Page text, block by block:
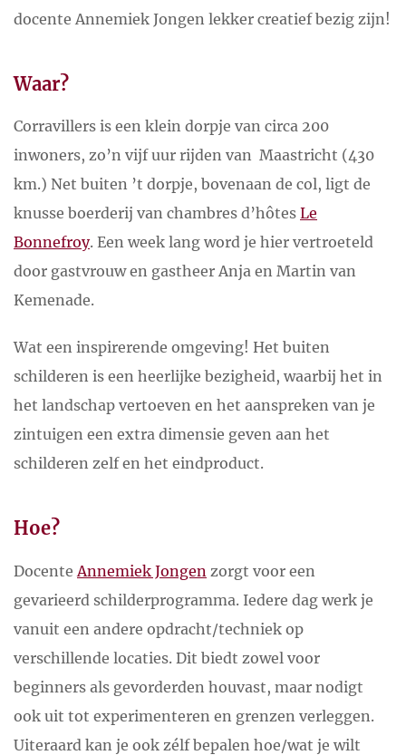
docente Annemiek Jongen lekker creatief bezig zijn!
Waar?
Corravillers is een klein dorpje van circa 200
inwoners, zo’n vijf uur rijden van Maastricht (430
km.) Net buiten ’t dorpje, bovenaan de col, ligt de
knusse boerderij van chambres d’hôtes Le
Bonnefroy. Een week lang word je hier vertroeteld
door gastvrouw en gastheer Anja en Martin van
Kemenade.
Wat een inspirerende omgeving! Het buiten
schilderen is een heerlijke bezigheid, waarbij het in
het landschap vertoeven en het aanspreken van je
zintuigen een extra dimensie geven aan het
schilderen zelf en het eindproduct.
Hoe?
Docente Annemiek Jongen zorgt voor een
gevarieerd schilderprogramma. Iedere dag werk je
vanuit een andere opdracht/techniek op
verschillende locaties. Dit biedt zowel voor
beginners als gevorderden houvast, maar nodigt
ook uit tot experimenteren en grenzen verleggen.
Uiteraard kan je ook zélf bepalen hoe/wat je wilt